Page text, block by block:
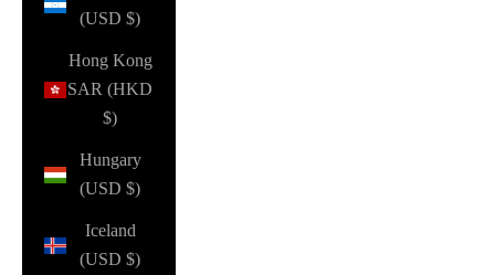
(USD $)
Hong Kong
SAR (HKD
$)
Hungary
(USD $)
Iceland
(USD $)